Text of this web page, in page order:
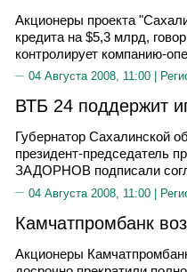
Акционеры проекта
кредита на $5,3 млрд,
контролирует компанию-
04 Августа 2008, 11:00 |
ВТБ 24 поддержит
Губернатор
президент-председатель
ЗАДОРНОВ подписали
04 Августа 2008, 11:00 |
Камчатпромбанк
Акционеры